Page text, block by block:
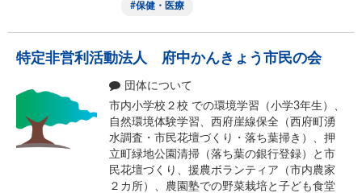
保健・医療
特定非営利活動法人 府中かんきょう市民の会
団体について
市内小学校２校 での環境学習（小学3年生）、
自然環境体験学習、西府崖線保全（西府町湧
水調査・市民花壇づくり・落ち葉掃き）、押
立町緑地公園清掃（落ち葉の銀行登録）と市
民花壇づくり、援農ボランティア（市内農家
２カ所）、農園塾での野菜栽培と子ども食堂